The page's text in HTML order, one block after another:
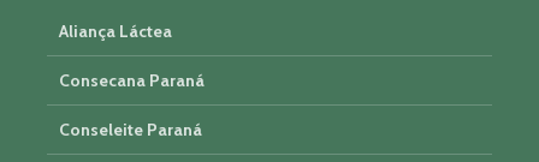
Aliança Láctea
Consecana Paraná
Conseleite Paraná